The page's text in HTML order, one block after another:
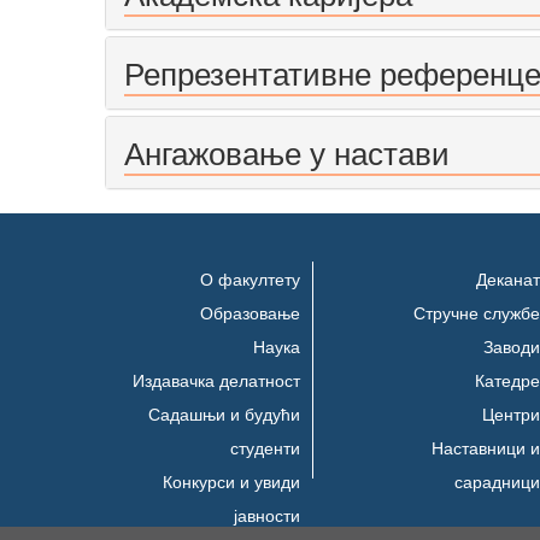
Репрезентативне референце
Ангажовање у настави
О факултету
Образовање
Наука
Издавачка делатност
Садашњи и будући
студенти
Конкурси и увиди
јавности
Деканат
Стручне службе
Заводи
Катедре
Центри
Наставници и
сарадници